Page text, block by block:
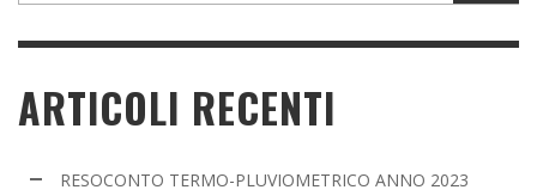
ARTICOLI RECENTI
RESOCONTO TERMO-PLUVIOMETRICO ANNO 2023